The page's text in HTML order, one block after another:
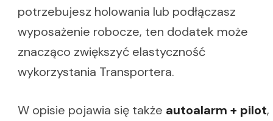
potrzebujesz holowania lub podłączasz
wyposażenie robocze, ten dodatek może
znacząco zwiększyć elastyczność
wykorzystania Transportera.
W opisie pojawia się także autoalarm + pilot,